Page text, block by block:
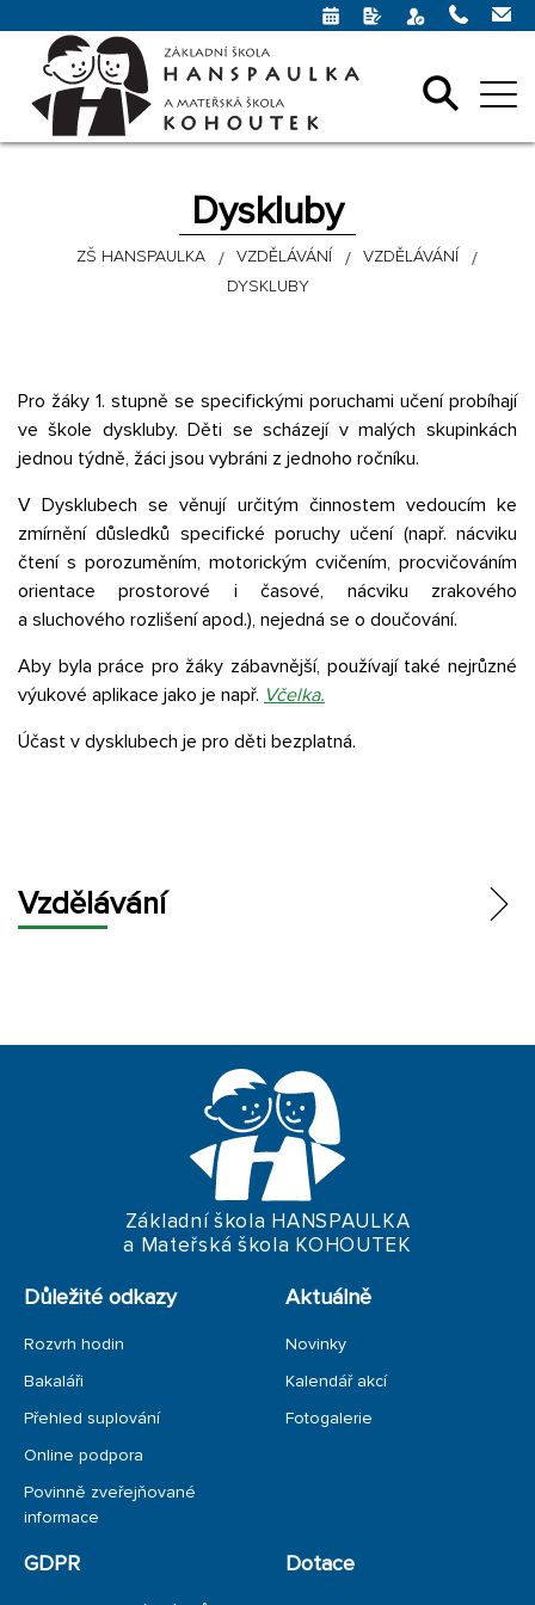
Dyskluby
ZŠ HANSPAULKA VZDĚLÁVÁNÍ
VZDĚLÁVÁNÍ
DYSKLUBY
Vzdělávání
ŠKOLNÍ PORADENSKÉ PRACOVIŠTĚ
KARIÉROVÉ PORADENSTVÍ
PREVENCE
PRO RODIČE
PRO RODIČE PRVŇÁČKŮ
PRO RODIČE DEVÁŤÁKŮ
Pro žáky 1. stupně se specifickými poruchami učení probíhají
ve škole dyskluby. Děti se scházejí v malých skupinkách
jednou týdně, žáci jsou vybráni z jednoho ročníku.
V Dysklubech se věnují určitým činnostem vedoucím ke
zmírnění důsledků specifické poruchy učení (např. nácviku
čtení s porozuměním, motorickým cvičením, procvičováním
orientace prostorové i časové, nácviku zrakového
a sluchového rozlišení apod.), nejedná se o doučování.
Aby byla práce pro žáky zábavnější, používají také nejrůzné
výukové aplikace jako je např. Včelka.
Účast v dysklubech je pro děti bezplatná.
Základní škola HANSPAULKA
a Mateřská škola KOHOUTEK
Důležité odkazy
Rozvrh hodin
Bakaláři
Přehled suplování
Online podpora
Povinně zveřejňované
informace
Aktuálně
Novinky
Kalendář akcí
Fotogalerie
GDPR Dotace